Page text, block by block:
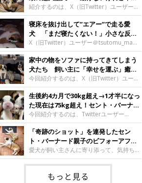
せ」な光景が羨ましい！
紹介するのは、X（旧Twitter）ユーザー
@kishidogさんが「立ち上がれないので困
っている」と投稿していた写真。飼い主さ
んの膝の上に「あご乗せ」している2頭の
愛犬、デイジーちゃん（撮影時6才／セン
ト・バーナード）とドーンくん（撮影時4
才／セント・バーナード）の姿が。飼い主
さんが話す「幸せな悩み」とは……？
寝床を抜け出して”エアー”で走る愛
犬 「まだ寝たくない！」小さな反抗
ともとれる行動にクスッ
X（旧Twitter）ユーザー＠tsutomu_mama
さんは、セント・バーナードのつとむくん
の飼い主さん。ある日、つとむくんが寝る
前に見せた行動を動画に撮って投稿する
と、「寝ぼけてる？」「寝る前のぐずりな
のかな？」と話題になりました。
家中の物をソファに持ってきてしまう
犬たち 飼い主に「幸せを運ぶ」癒し
の存在だった
今回紹介するのは、X（旧Twitter）ユーザ
ー@masachan_mamaさんの愛犬・まさお
くんとつとむくん。仲良くソファを占領し
ているのですが、足元をよく見ると…飼い
主さんのフリースが！？ 何でも物を運ん
できてしまうという2頭の日常や、かつて
は大変だったという関係性など、飼い主さ
んに詳しいお話をうかがいました。
生後約4カ月で30kg超え→1才半になっ
た現在は75kg超え！セント・バーナー
ド子犬の成長ぶりにグッとくる
今回紹介するのは、Twitterユーザー
@kishidogさんの愛犬・ドーンくん（♂／
1才／セント・バーナード）。こちらの写
真は、ドーンくんが生後約4カ月の頃のも
の。まだ子犬ですが、「さすが大型犬！」
というような体の大きさですね。飼い主さ
んの過去のツイートに、ドーンくんが生ま
れたときの写真が掲載されているのです
「奇跡のショット」を連発したセン
ト・バーナード親子のビフォーアフタ
ー！成長した子犬の姿がすごかった！
愛犬が飼い主さんに寄り添って、気持ちよ
さそうに寝てくれていたら…想像するだけ
でも幸せな気持ちになりますよね。
Twitterユーザー@kishidogさんの愛犬、セ
もっと見る